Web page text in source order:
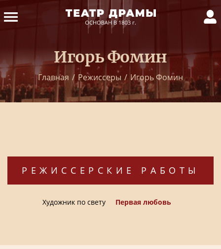
Игорь Фомин
Главная / Режиссеры / Игорь Фомин
РЕЖИССЕРСКИЕ РАБОТЫ
Художник по свету Первая любовь